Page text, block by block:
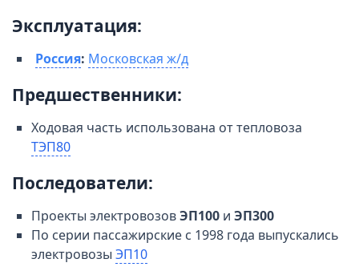
Эксплуатация:
Россия: Московская ж/д
Предшественники:
Ходовая часть использована от тепловоза
ТЭП80
Последователи:
Проекты электровозовЭП100 и ЭП300
По серии пассажирские с 1998 года выпускались
электровозы ЭП10